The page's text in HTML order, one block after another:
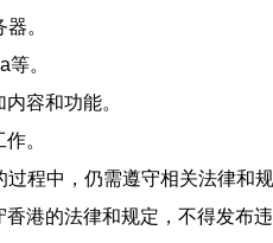
。
。
容和功能。
。
程中，仍需遵守相关法律和规
港的法律和规定，不得发布